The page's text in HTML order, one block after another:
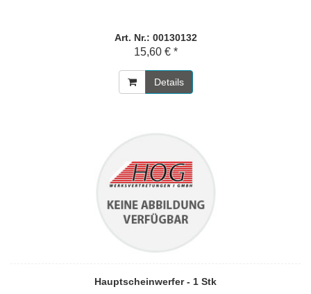
Art. Nr.: 00130132
15,60 € *
Details
Hauptscheinwerfer - 1 Stk